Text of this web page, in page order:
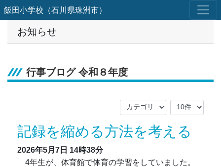
飯田小学校（石川県珠洲市）
お知らせ
行事ブログ 令和８年度
記録を縮める方法を考える
2026年5月7日 14時38分
4年生が、体育館で体育の学習をしていました。